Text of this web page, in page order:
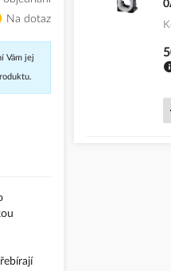
Na dotaz
Vám jej